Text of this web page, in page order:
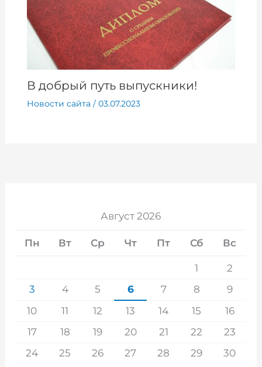
В добрый путь выпускники!
Новости сайта / 03.07.2023
Август 2026
Пн Вт Ср Чт Пт Сб Вс
1
2
3
4 5 6 7 8
9
10
11 12 13 14 15
16
17
18 19 20 21 22
23
24
25 26 27 28 29
30